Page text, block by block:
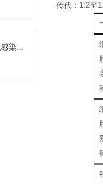
老年痴呆可能是大脑对抗感染病菌导致的
传代：1:2至